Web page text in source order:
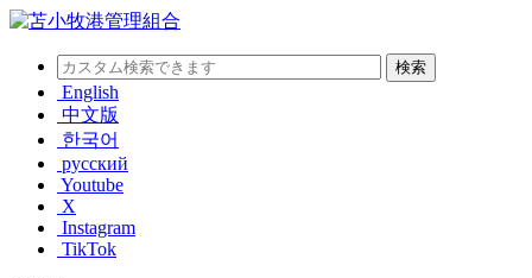
English
中文版
한국어
русский
Youtube
X
Instagram
TikTok